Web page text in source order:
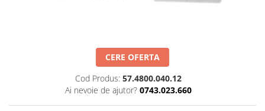
Amortizoare cu brat/sina
Compartimentari
Profile perimetrale
CERE OFERTA
Cod Produs: 57.4800.040.12
Ai nevoie de ajutor? 0743.023.660